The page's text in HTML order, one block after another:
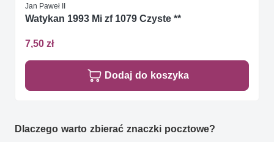
Jan Paweł II
Watykan 1993 Mi zf 1079 Czyste **
7,50 zł
Dodaj do koszyka
Dlaczego warto zbierać znaczki pocztowe?